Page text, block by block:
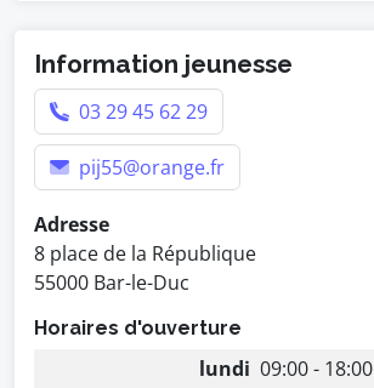
Information jeunesse
03 29 45 62 29
pij55@orange.fr
Adresse
8 place de la République
55000 Bar-le-Duc
Horaires d'ouverture
lundi 09:00 - 18:00